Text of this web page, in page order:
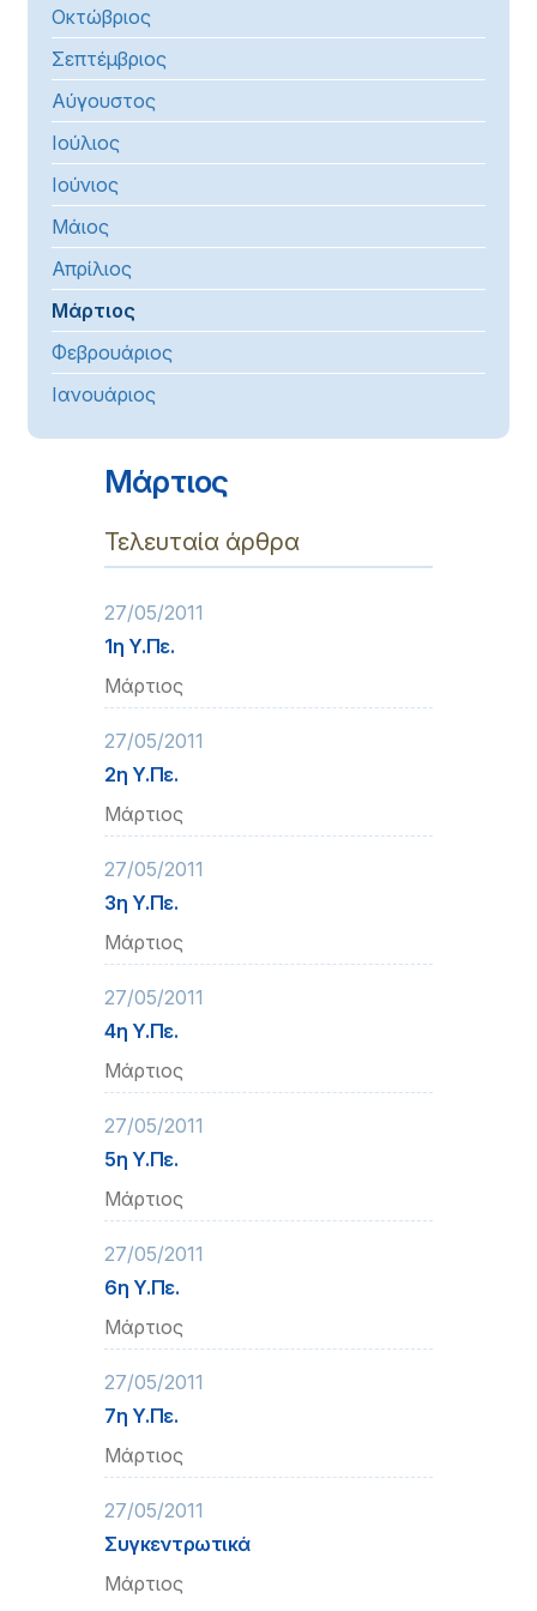
Οκτώβριος
Σεπτέμβριος
Αύγουστος
Ιούλιος
Ιούνιος
Μάιος
Απρίλιος
Μάρτιος
Φεβρουάριος
Ιανουάριος
Μάρτιος
Τελευταία άρθρα
27/05/2011
1η Υ.Πε.
Μάρτιος
27/05/2011
2η Υ.Πε.
Μάρτιος
27/05/2011
3η Υ.Πε.
Μάρτιος
27/05/2011
4η Υ.Πε.
Μάρτιος
27/05/2011
5η Υ.Πε.
Μάρτιος
27/05/2011
6η Υ.Πε.
Μάρτιος
27/05/2011
7η Υ.Πε.
Μάρτιος
27/05/2011
Συγκεντρωτικά
Μάρτιος